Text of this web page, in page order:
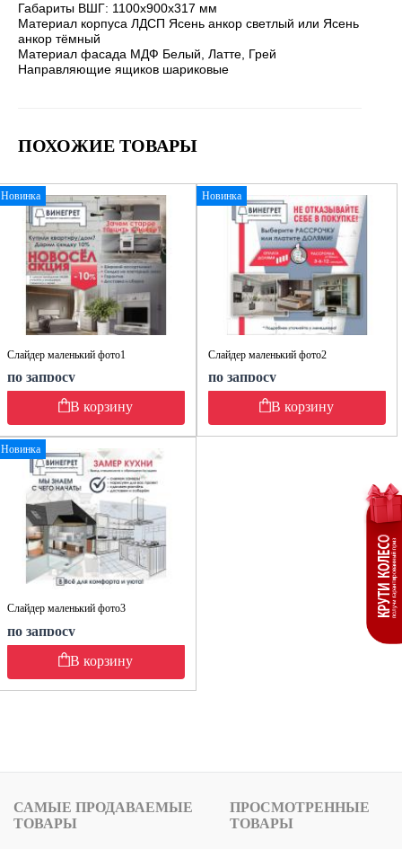
Габариты ВШГ: 1100х900х317 мм
Материал корпуса ЛДСП Ясень анкор светлый или Ясень
анкор тёмный
Материал фасада МДФ Белый, Латте, Грей
Направляющие ящиков шариковые
ПОХОЖИЕ ТОВАРЫ
Новинка
Слайдер маленький фото1
по запросу
В корзину
Новинка
Слайдер маленький фото2
по запросу
В корзину
Новинка
Слайдер маленький фото3
по запросу
В корзину
САМЫЕ ПРОДАВАЕМЫЕ
ТОВАРЫ
ПРОСМОТРЕННЫЕ
ТОВАРЫ